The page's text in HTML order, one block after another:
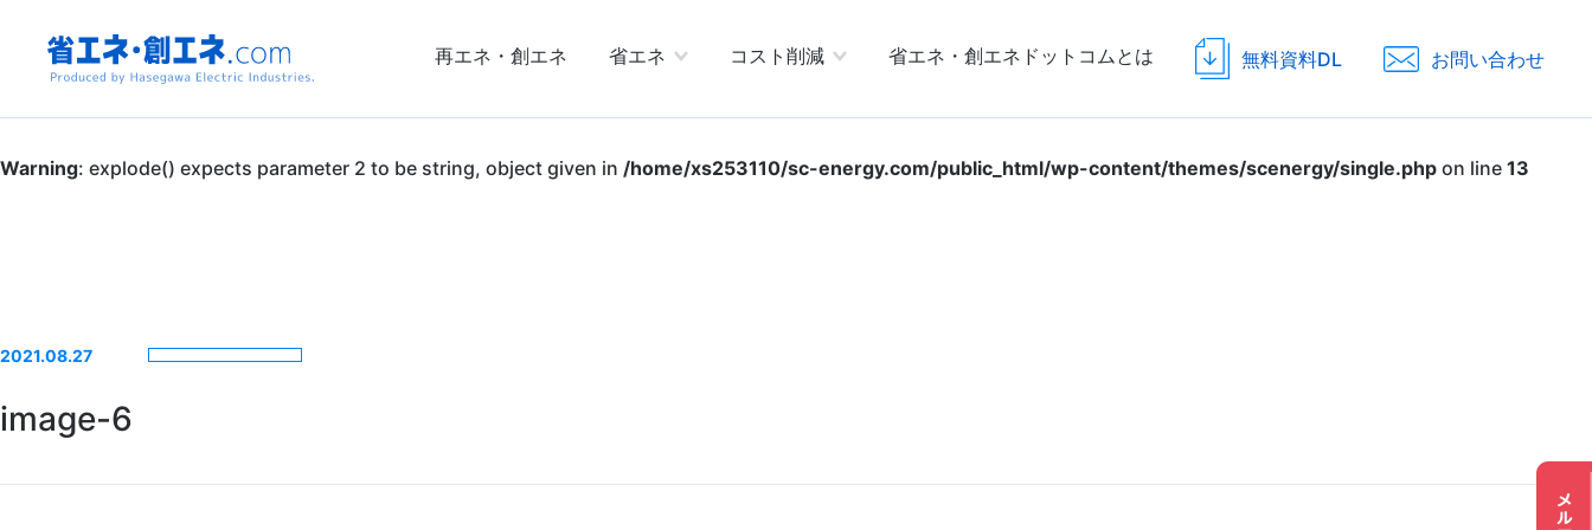
省エネ・創エ
ネ.com
再エネ・創エネ 省エネ コスト削減 省エネ・創エネドットコムとは 無料資料DL お問い合わせ
Warning: explode() expects parameter 2 to be string, object given in /home/xs253110/sc-energy.com/public_html/wp-content/themes/scenergy/single.php on line 13
2021.08.27
image-6